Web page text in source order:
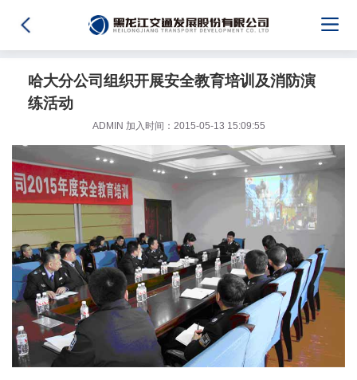
哈大分公司组织开展安全教育培训及消防演
练活动
ADMIN 加入时间：2015-05-13 15:09:55